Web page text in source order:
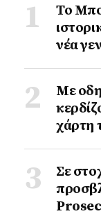
Το
νέα
Με
χάρτη
Σε